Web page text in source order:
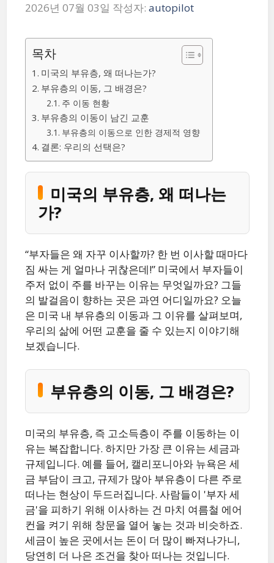
2026년 07월 03일 작성자: autopilot
목차
미국의 부유층, 왜 떠나는가?
부유층의 이동, 그 배경은?
주 이동 현황
부유층의 이동이 남긴 교훈
부유층의 이동으로 인한 경제적 영향
결론: 우리의 선택은?
미국의 부유층, 왜 떠나는
가?
“부자들은 왜 자꾸 이사할까? 한 번 이사할 때마다
짐 싸는 게 얼마나 귀찮은데!” 미국에서 부자들이
주저 없이 주를 바꾸는 이유는 무엇일까요? 그들
의 발걸음이 향하는 곳은 과연 어디일까요? 오늘
은 미국 내 부유층의 이동과 그 이유를 살펴보며,
우리의 삶에 어떤 교훈을 줄 수 있는지 이야기해
보겠습니다.
부유층의 이동, 그 배경은?
미국의 부유층, 즉 고소득층이 주를 이동하는 이
유는 복잡합니다. 하지만 가장 큰 이유는 세금과
규제입니다. 예를 들어, 캘리포니아와 뉴욕은 세
금 부담이 크고, 규제가 많아 부유층이 다른 주로
떠나는 현상이 두드러집니다. 사람들이 '부자 세
금'을 피하기 위해 이사하는 건 마치 여름철 에어
컨을 켜기 위해 창문을 열어 놓는 것과 비슷하죠.
세금이 높은 곳에서는 돈이 더 많이 빠져나가니,
당연히 더 나은 조건을 찾아 떠나는 것입니다.